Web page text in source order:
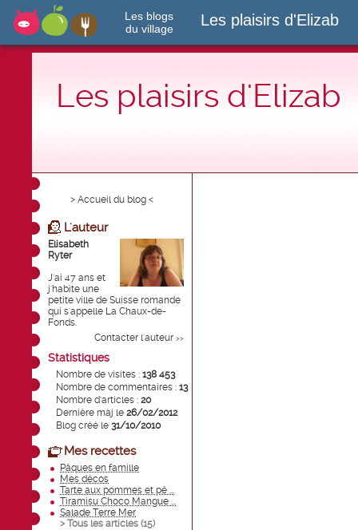
Les blogs
du village
Les plaisirs d'Elizab
Les plaisirs d'Elizab
> Accueil du blog <
L'auteur
Elisabeth
Ryter
J'ai 47 ans et
j'habite une
petite ville de Suisse romande
qui s'appelle La Chaux-de-
Fonds.
Contacter l'auteur >>
Statistiques
Nombre de visites : 138 453
Nombre de commentaires : 13
Nombre d'articles : 20
Dernière màj le 26/02/2012
Blog créé le 31/10/2010
Mes recettes
Pâques en famille
Mes décos
Tarte aux pommes et pê ...
Tiramisu Choco Mangue ...
Salade Terre Mer
> Tous les articles (15)